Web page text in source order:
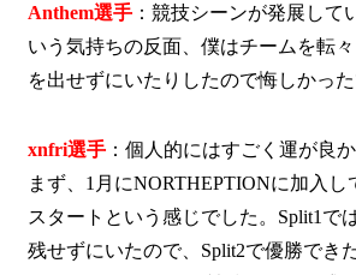
Anthem選手 ：競技シーンが発展して
いう気持ちの反面、僕はチームを転
を出せずにいたりしたので悔しかった
xnfri選手 ：個人的にはすごく運が良
まず、1月にNORTHEPTIONに加入し
スタートという感じでした。Split1で
残せずにいたので、Split2で優勝でき